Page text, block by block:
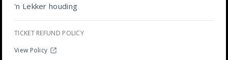
'n Lekker houding
TICKET REFUND POLICY
View Policy